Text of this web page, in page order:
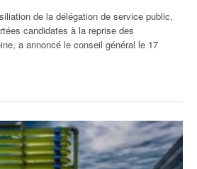
de la délégation de service public,
candidates à la reprise des
a annoncé le conseil général le 17